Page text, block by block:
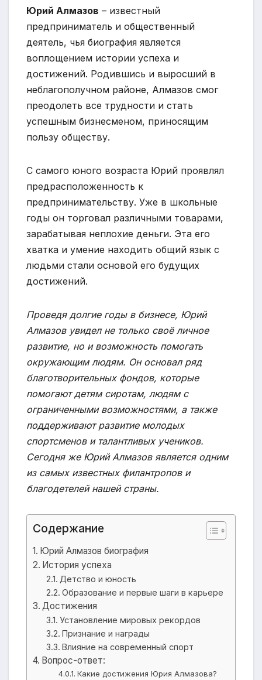
Юрий Алмазов – известный
предприниматель и общественный
деятель, чья биография является
воплощением истории успеха и
достижений. Родившись и выросший в
неблагополучном районе, Алмазов смог
преодолеть все трудности и стать
успешным бизнесменом, приносящим
пользу обществу.
С самого юного возраста Юрий проявлял
предрасположенность к
предпринимательству. Уже в школьные
годы он торговал различными товарами,
зарабатывая неплохие деньги. Эта его
хватка и умение находить общий язык с
людьми стали основой его будущих
достижений.
Проведя долгие годы в бизнесе, Юрий
Алмазов увидел не только своё личное
развитие, но и возможность помогать
окружающим людям. Он основал ряд
благотворительных фондов, которые
помогают детям сиротам, людям с
ограниченными возможностями, а также
поддерживают развитие молодых
спортсменов и талантливых учеников.
Сегодня же Юрий Алмазов является одним
из самых известных филантропов и
благодетелей нашей страны.
Содержание
Юрий Алмазов биография
История успеха
Детство и юность
Образование и первые шаги в карьере
Достижения
Установление мировых рекордов
Признание и награды
Влияние на современный спорт
Вопрос-ответ:
Какие достижения Юрия Алмазова?